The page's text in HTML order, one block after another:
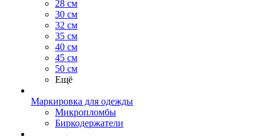
28 см
30 см
32 см
35 см
40 см
45 см
50 см
Ещё
Маркировка для одежды
Микропломбы
Биркодержатели